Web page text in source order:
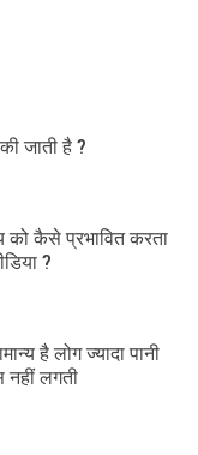
जाती है ?
को कैसे प्रभावित करता
?
है लोग ज्यादा पानी
नहीं लगती